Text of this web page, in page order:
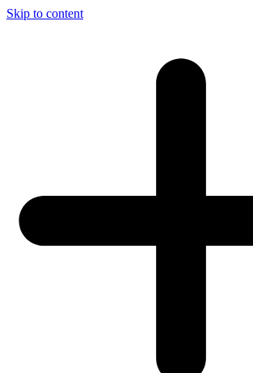
Skip to content